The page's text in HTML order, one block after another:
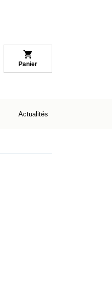
shopping_cart
Panier
Actualités